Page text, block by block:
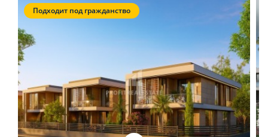
Подходит под гражданство